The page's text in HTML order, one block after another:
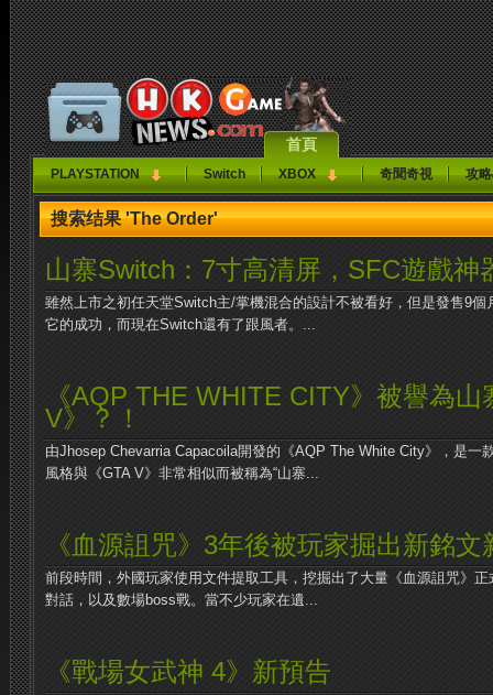
首頁
PLAYSTATION Switch XBOX 奇聞奇視 攻
搜索结果 'The Order'
山寨Switch：7寸高清屏，SFC遊戲神
雖然上市之初任天堂Switch主/掌機混合的設計不被看好，但是發售9
它的成功，而現在Switch還有了跟風者。...
《AQP THE WHITE CITY》被譽為山
V》？！
由Jhosep Chevarria Capacoila開發的《AQP The White City》，是一
風格與《GTA V》非常相似而被稱為“山寨...
《血源詛咒》3年後被玩家掘出新銘文
前段時間，外國玩家使用文件提取工具，挖掘出了大量《血源詛咒》
對話，以及數場boss戰。當不少玩家在遺...
《戰場女武神 4》新預告